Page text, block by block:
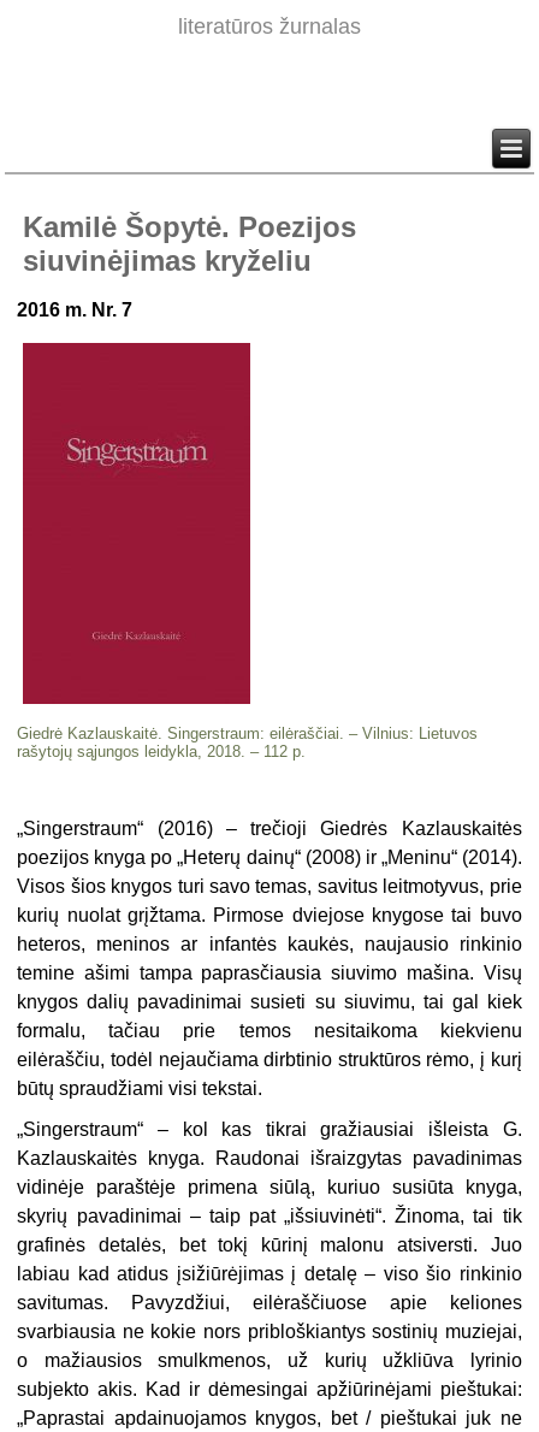
literatūros žurnalas
Kamilė Šopytė. Poezijos
siuvinėjimas kryželiu
2016 m. Nr. 7
Giedrė Kazlauskaitė. Singerstraum: eilėraščiai. – Vilnius: Lietuvos
rašytojų sąjungos leidykla, 2018. – 112 p.
„Singerstraum“ (2016) – trečioji Gied­rės Kazlauskaitės
poezijos knyga po „He­terų dainų“ (2008) ir „Meninu“ (2014).
Visos šios knygos turi savo temas, savi­tus leitmotyvus, prie
kurių nuolat grįž­tama. Pirmose dviejose knygose tai bu­vo
heteros, meninos ar infantės kaukės, naujausio rinkinio
temine ašimi tampa paprasčiausia siuvimo mašina. Visų
knygos dalių pavadinimai su­sieti su siuvimu, tai gal kiek
formalu, tačiau prie temos nesitaikoma kiekvie­nu
eilėraščiu, todėl nejaučiama dirbti­nio struktūros rėmo, į kurį
būtų sprau­džiami visi tekstai.
„Singerstraum“ – kol kas tikrai gra­žiausiai išleista G.
Kazlauskaitės knyga. Raudonai išraizgytas pavadinimas
vi­dinėje paraštėje primena siūlą, kuriuo susiūta knyga,
skyrių pavadinimai – taip pat „išsiuvinėti“. Žinoma, tai tik
grafinės detalės, bet tokį kūrinį malonu atsiversti. Juo
labiau kad atidus įsižiūrėjimas į detalę – viso šio rinkinio
savi­tumas. Pavyzdžiui, eilėraščiuose apie keliones
svarbiausia ne kokie nors pri­bloškiantys sostinių muziejai,
o mažiau­sios smulkmenos, už kurių užkliūva ly­rinio
subjekto akis. Kad ir dėmesingai apžiūrinėjami pieštukai:
„Paprastai apdainuojamos knygos, bet / pieštukai juk ne